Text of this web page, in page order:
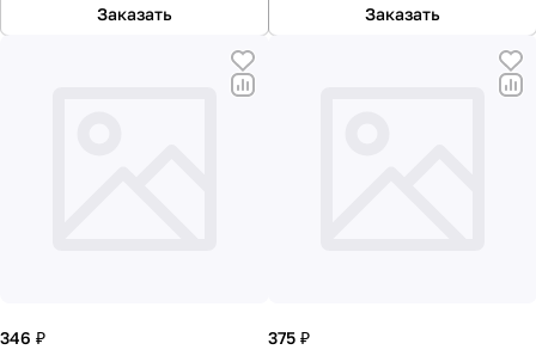
Заказать Заказать
346 ₽
375 ₽